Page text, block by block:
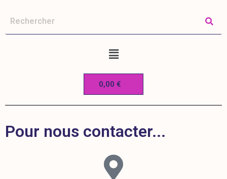
0,00 €
Pour nous contacter...